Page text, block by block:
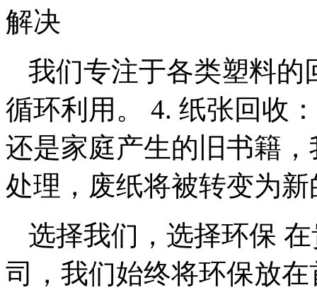
解决
我们专注于各类塑料的
循环利用。 4. 纸张回收
还是家庭产生的旧书籍
处理，废纸将被转变为
选择我们，选择环保
司，我们始终将环保放